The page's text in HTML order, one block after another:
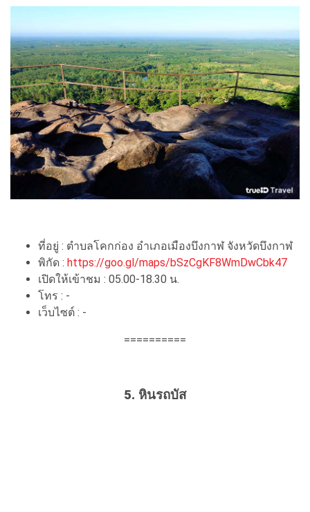
ที่อยู่ : ตำบลโคกก่อง อำเภอเมืองบึงกาฬ จังหวัดบึงกาฬ
พิกัด : https://goo.gl/maps/bSzCgKF8WmDwCbk47
เปิดให้เข้าชม : 05.00-18.30 น.
โทร : -
เว็บไซต์ : -
==========
5. หินรถบัส